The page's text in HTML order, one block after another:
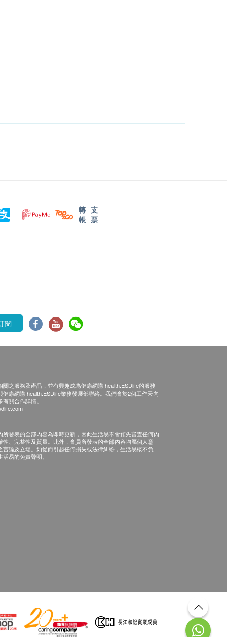
轉
帳
支
票
閱
關之服務及產品，並有興趣成為健康網購 health.ESDlife的服務
健康網購 health.ESDlife業務發展部聯絡。我們會於2個工作天內
關合作詳情。
所發表的全部內容為即時更新，因此生活易不會預先審查任何內
性、完整性及質量。此外，會員所發表的全部內容均屬個人意
言論及立場。如從而引起任何損失或法律糾紛，生活易概不負
易的免責聲明。